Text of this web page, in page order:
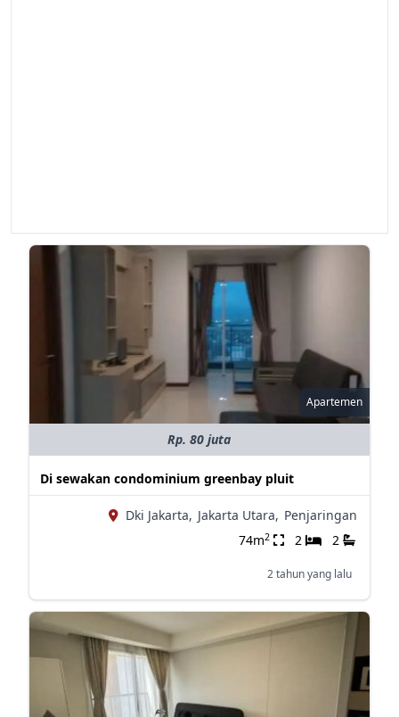
Apartemen
Rp. 80 juta
Di sewakan condominium greenbay pluit
Dki Jakarta, Jakarta Utara, Penjaringan
74m2 2 2
2 tahun yang lalu